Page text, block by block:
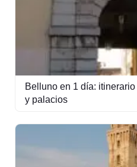
Belluno en 1 día:
y palacios